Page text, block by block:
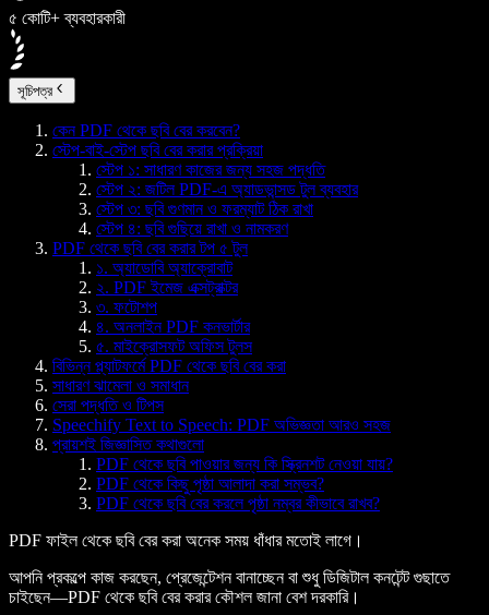
৫ কোটি+ ব্যবহারকারী
সূচিপত্র
কেন PDF থেকে ছবি বের করবেন?
স্টেপ-বাই-স্টেপ ছবি বের করার প্রক্রিয়া
স্টেপ ১: সাধারণ কাজের জন্য সহজ পদ্ধতি
স্টেপ ২: জটিল PDF-এ অ্যাডভান্সড টুল ব্যবহার
স্টেপ ৩: ছবি গুণমান ও ফরম্যাট ঠিক রাখা
স্টেপ ৪: ছবি গুছিয়ে রাখা ও নামকরণ
PDF থেকে ছবি বের করার টপ ৫ টুল
১. অ্যাডোবি অ্যাক্রোবাট
২. PDF ইমেজ এক্সট্রাক্টর
৩. ফটোশপ
৪. অনলাইন PDF কনভার্টার
৫. মাইক্রোসফট অফিস টুলস
বিভিন্ন প্ল্যাটফর্মে PDF থেকে ছবি বের করা
সাধারণ ঝামেলা ও সমাধান
সেরা পদ্ধতি ও টিপস
Speechify Text to Speech: PDF অভিজ্ঞতা আরও সহজ
প্রায়শই জিজ্ঞাসিত কথাগুলো
PDF থেকে ছবি পাওয়ার জন্য কি স্ক্রিনশট নেওয়া যায়?
PDF থেকে কিছু পৃষ্ঠা আলাদা করা সম্ভব?
PDF থেকে ছবি বের করলে পৃষ্ঠা নম্বর কীভাবে রাখব?
PDF ফাইল থেকে ছবি বের করা অনেক সময় ধাঁধার মতোই লাগে।
আপনি প্রকল্পে কাজ করছেন, প্রেজেন্টেশন বানাচ্ছেন বা শুধু ডিজিটাল কনটেন্ট গুছাতে
চাইছেন—PDF থেকে ছবি বের করার কৌশল জানা বেশ দরকারি।